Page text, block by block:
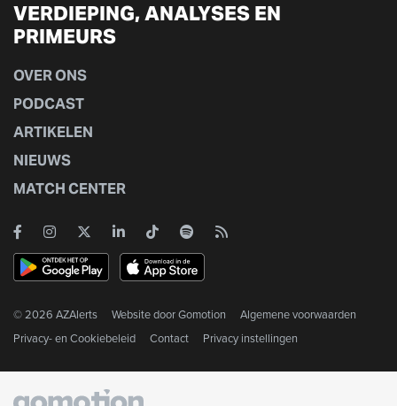
VERDIEPING, ANALYSES EN
PRIMEURS
OVER ONS
PODCAST
ARTIKELEN
NIEUWS
MATCH CENTER
© 2026 AZAlerts Website doorGomotion
Algemene voorwaarden
Privacy- en Cookiebeleid
Contact Privacy instellingen